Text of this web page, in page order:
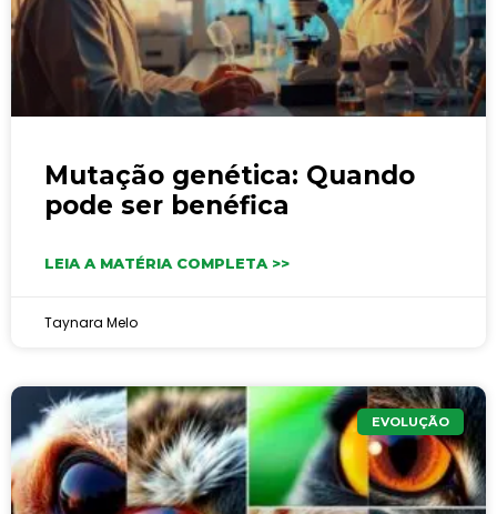
Mutação genética: Quando
pode ser benéfica
LEIA A MATÉRIA COMPLETA >>
Taynara Melo
EVOLUÇÃO